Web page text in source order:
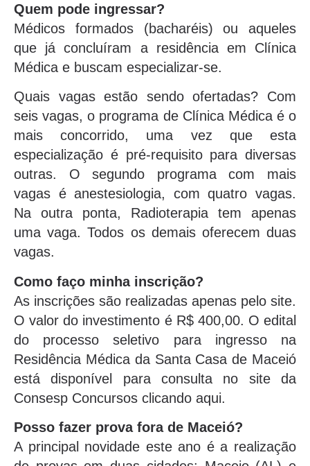
Quem pode ingressar?
Médicos formados (bacharéis) ou aqueles
que já concluíram a residência em Clínica
Médica e buscam especializar-se.
Quais vagas estão sendo ofertadas? Com
seis vagas, o programa de Clínica Médica é o
mais concorrido, uma vez que esta
especialização é pré-requisito para diversas
outras. O segundo programa com mais
vagas é anestesiologia, com quatro vagas.
Na outra ponta, Radioterapia tem apenas
uma vaga. Todos os demais oferecem duas
vagas.
Como faço minha inscrição?
As inscrições são realizadas apenas pelo site.
O valor do investimento é R$ 400,00. O edital
do processo seletivo para ingresso na
Residência Médica da Santa Casa de Maceió
está disponível para consulta no site da
Consesp Concursos clicando aqui.
Posso fazer prova fora de Maceió?
A principal novidade este ano é a realização